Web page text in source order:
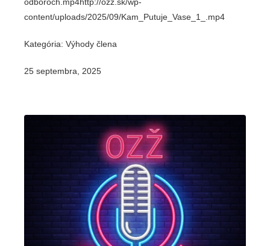
content/uploads/2025/09/Kam_Putuje_Vase_1_.mp4
Kategória: Výhody člena
25 septembra, 2025